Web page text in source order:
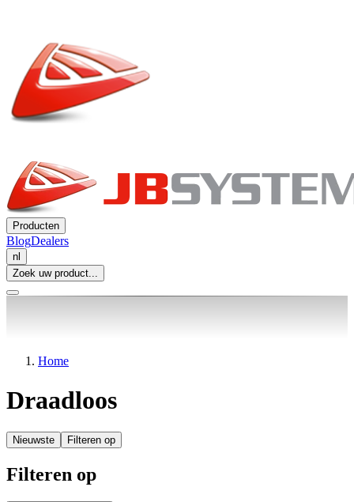
Producten
BlogDealers
nl
Zoek uw product...
Home
Draadloos
Nieuwste Filteren op
Filteren op